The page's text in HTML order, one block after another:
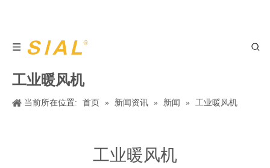
工业暖风机
当前所在位置: 首页 » 新闻资讯 » 新闻 » 工业暖风机
工业暖风机